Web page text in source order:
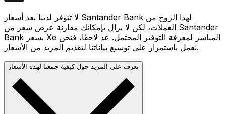
لا تتوفر لدينا بعد أسعار Santander Bank لهذا الزوج من
العملات، لكن لا يزال بإمكانك مقارنة عرض سعر من Santander
Bank بسعر Xe المباشر لمعرفة التوفير المحتمل. عد لاحقًا، فنحن
نعمل باستمرار على توسيع بياناتنا لتقديم المزيد من الأسعار.
تعرف على المزيد حول كيفية جمعنا لهذه الأسعار